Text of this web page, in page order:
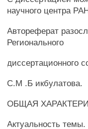
научного центра
Автореферат
Регионального
диссертационного
С.М .Б икбулатова.
ОБЩАЯ
Актуальность